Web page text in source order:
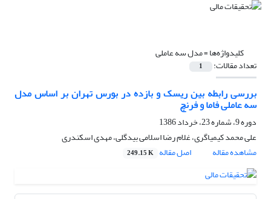
کلیدواژه‌ها =مدل سه عاملی
تعداد مقالات: 1
بررسی رابطه بین ریسک و بازده در بورس تهران بر اساس مدل
سه عاملی فاما و فرنچ
دوره 9، شماره 23، خرداد 1386
علی محمد کیمیاگری، غلام رضا اسلامی بیدگلی، مهدی اسکندری
مشاهده مقاله
اصل مقاله 249.15 K